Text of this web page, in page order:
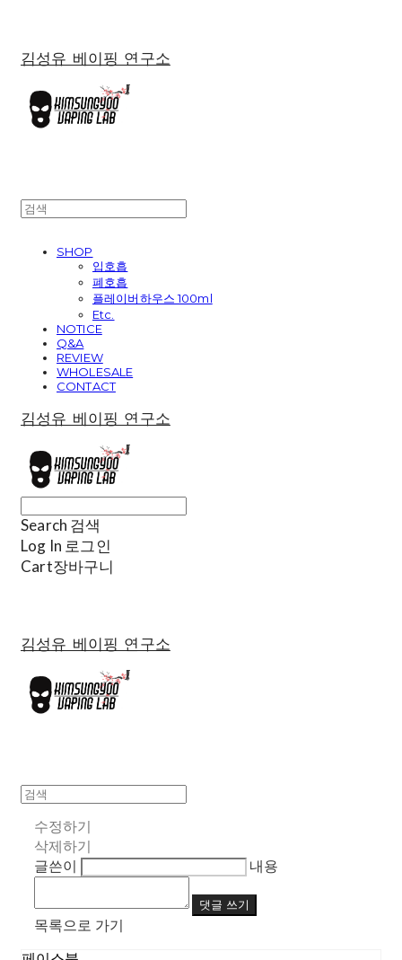
김성유 베이핑 연구소
SHOP
입호흡
폐호흡
플레이버하우스 100ml
Etc.
NOTICE
Q&A
REVIEW
WHOLESALE
CONTACT
김성유 베이핑 연구소
Search 검색
Log In 로그인
Cart장바구니
김성유 베이핑 연구소
수정하기
삭제하기
글쓴이
내용
댓글 쓰기
목록으로 가기